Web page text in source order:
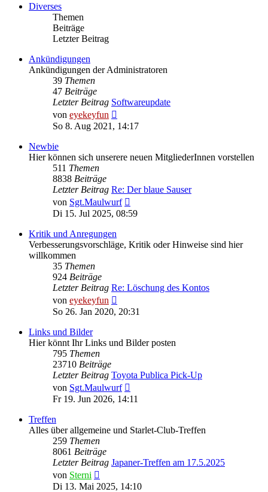
Diverses
Themen
Beiträge
Letzter Beitrag
Ankündigungen
Ankündigungen der Administratoren
39 Themen
47 Beiträge
Letzter Beitrag Softwareupdate
von eyekeyfun
Beitrag
So 8. Aug 2021, 14:17
Newbie
Hier können sich unserere neuen MitgliederInnen vorstellen
511 Themen
8838 Beiträge
Letzter Beitrag Re: Der blaue Sauser
von Sgt.Maulwurf
Beitrag
Di 15. Jul 2025, 08:59
Kritik und Anregungen
Verbesserungsvorschläge, Kritik oder Hinweise sind hier
willkommen
35 Themen
924 Beiträge
Letzter Beitrag Re: Löschung des Kontos
von eyekeyfun
Beitrag
So 26. Jan 2020, 20:31
Links und Bilder
Hier könnt Ihr Links und Bilder posten
795 Themen
23710 Beiträge
Letzter Beitrag Toyota Publica Pick-Up
von Sgt.Maulwurf
Beitrag
Fr 19. Jun 2026, 14:11
Treffen
Alles über allgemeine und Starlet-Club-Treffen
259 Themen
8061 Beiträge
Letzter Beitrag Japaner-Treffen am 17.5.2025
von Sterni
Beitrag
Di 13. Mai 2025, 14:10